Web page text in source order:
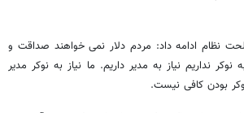
ادامه داد: مردم دلار نمی خواهند صداقت و
نوکر نداریم نیاز به مدیر داریم. ما نیاز به نوکر مدیر
بودن کافی نیست.